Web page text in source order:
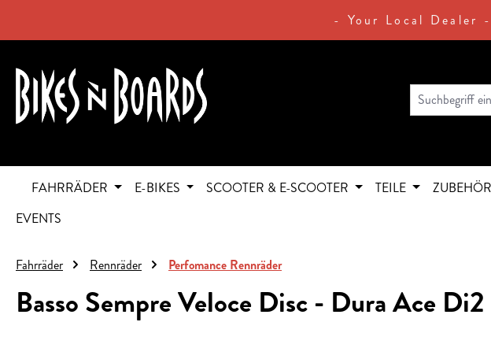
- Your Local Dealer
FAHRRÄDER E-BIKES SCOOTER & E-SCOOTER TEILE ZUBEHÖR
EVENTS
Fahrräder Rennräder Perfomance Rennräder
Basso Sempre Veloce Disc - Dura Ace